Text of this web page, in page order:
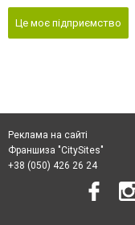
Це моє підприємство
Реклама на сайті
Франшиза "CitySites"
+38 (050) 426 26 24